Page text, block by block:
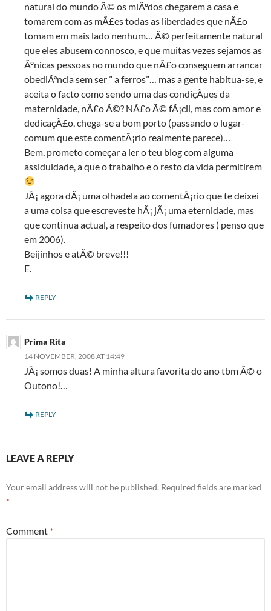
natural do mundo Ã© os miÃºdos chegarem a casa e
tomarem com as mÃ£es todas as liberdades que nÃ£o
tomam em mais lado nenhum… Ã© perfeitamente natural
que eles abusem connosco, e que muitas vezes sejamos as
Ãºnicas pessoas no mundo que nÃ£o conseguem arrancar
obediÃªncia sem ser ” a ferros”… mas a gente habitua-se, e
aceita o facto como sendo uma das condiçÃµes da
maternidade, nÃ£o Ã©? NÃ£o Ã© fÃ¡cil, mas com amor e
dedicaçÃ£o, chega-se a bom porto (passando o lugar-
comum que este comentÃ¡rio realmente parece)…
Bem, prometo começar a ler o teu blog com alguma
assiduidade, a que o trabalho e o resto da vida permitirem
JÃ¡ agora dÃ¡ uma olhadela ao comentÃ¡rio que te deixei
a uma coisa que escreveste hÃ¡ jÃ¡ uma eternidade, mas
que continua actual, a respeito dos fumadores ( penso que
em 2006).
Beijinhos e atÃ© breve!!!
E.
REPLY
Prima Rita
14 NOVEMBER, 2008 AT 14:49
JÃ¡ somos duas! A minha altura favorita do ano tbm Ã© o
Outono!…
REPLY
LEAVE A REPLY
Your email address will not be published. Required fields are marked
*
Comment *